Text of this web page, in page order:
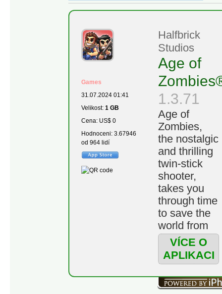
Games
31.07.2024 01:41
Velikost: 1 GB
Cena: US$ 0
Hodnoceni: 3.67946
od 964 lidí
Halfbrick
Studios
Age of
1.3.71
Age of
Zombies,
the nostalgic
and thrilling
twin-stick
shooter,
takes you
through time
to save the
world from
the undead
menace with
Barry
Steakfries!
Age of
VÍCE O
APLIKACI